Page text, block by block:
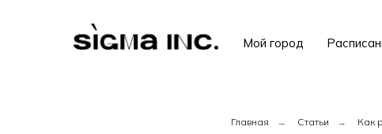
Мой город
Главная → Статьи → Как